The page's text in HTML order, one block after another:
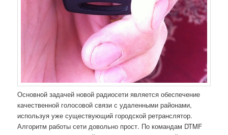
Основной задачей новой радиосети является обеспечение
качественной голосовой связи с удаленными районами,
используя уже существующий городской ретранслятор.
Алгоритм работы сети довольно прост. По командам DTMF